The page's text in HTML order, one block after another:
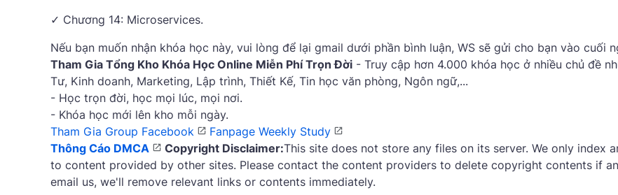
✓ Chương 14: Microservices.
Nếu bạn muốn nhận khóa học này, vui lòng để lại gmail dưới phần bình luận, WS sẽ gửi cho bạn vào cuối
Tham Gia Tổng Kho Khóa Học Online Miễn Phí Trọn Đời - Truy cập hơn 4.000 khóa học ở nhiều chủ đề
Tư, Kinh doanh, Marketing, Lập trình, Thiết Kế, Tin học văn phòng, Ngôn ngữ,...
- Học trọn đời, học mọi lúc, mọi nơi.
- Khóa học mới lên kho mỗi ngày.
Tham Gia Group Facebook
Fanpage Weekly Study
Thông Cáo DMCA
Copyright Disclaimer:This site does not store any files on its server. We only index
to content provided by other sites. Please contact the content providers to delete copyright contents if
email us, we'll remove relevant links or contents immediately.